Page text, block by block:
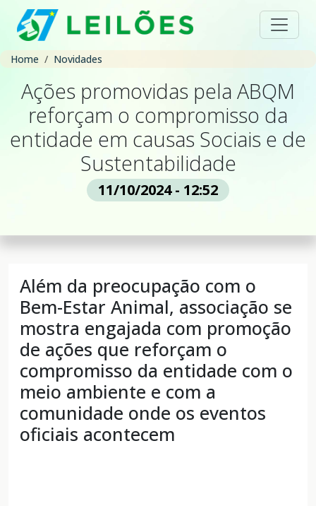
Home Novidades
Ações promovidas pela ABQM
reforçam o compromisso da
entidade em causas Sociais e de
Sustentabilidade
11/10/2024 - 12:52
Além da preocupação com o
Bem-Estar Animal, associação se
mostra engajada com promoção
de ações que reforçam o
compromisso da entidade com o
meio ambiente e com a
comunidade onde os eventos
oficiais acontecem